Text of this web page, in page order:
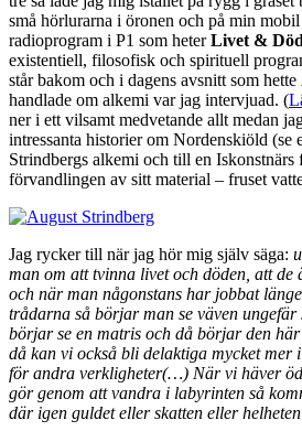
små hörlurarna i öronen och på min
radioprogram i P1 som heterLivet &
existentiell, filosofisk och spirituell
står bakom och i dagens avsnitt som hette
handlade om alkemi var jag intervjuad. (
ner i ett vilsamt medvetande allt medan
intressanta historier om Nordenskiöld (se
Strindbergs alkemi och till en Iskonstnärs
förvandlingen av sitt material – fruset
Jag rycker till när jag hör mig själv säga:
man om att tvinna livet och döden, att de
och när man någonstans har jobbat
trådarna så börjar man se väven
börjar se en matris och då börjar den
då kan vi också bli delaktiga mycket mer
för andra verkligheter(…) När vi häver
gör genom att vandra i labyrinten så
där igen guldet eller skatten eller